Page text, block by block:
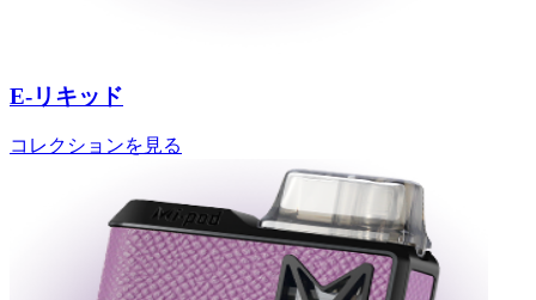
E-リキッド
コレクションを見る